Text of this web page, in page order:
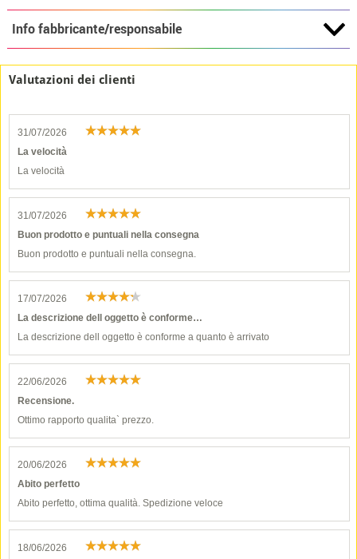
Info fabbricante/responsabile
Valutazioni dei clienti
31/07/2026
La velocità
La velocità
31/07/2026
Buon prodotto e puntuali nella consegna
Buon prodotto e puntuali nella consegna.
17/07/2026
La descrizione dell oggetto è conforme…
La descrizione dell oggetto è conforme a quanto è arrivato
22/06/2026
Recensione.
Ottimo rapporto qualita` prezzo.
20/06/2026
Abito perfetto
Abito perfetto, ottima qualità. Spedizione veloce
18/06/2026